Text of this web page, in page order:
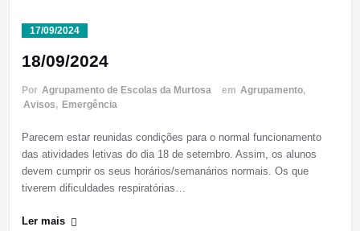
17/09/2024
18/09/2024
Por Agrupamento de Escolas da Murtosa em Agrupamento,
Avisos, Emergência
Parecem estar reunidas condições para o normal funcionamento
das atividades letivas do dia 18 de setembro. Assim, os alunos
devem cumprir os seus horários/semanários normais. Os que
tiverem dificuldades respiratórias…
Ler mais